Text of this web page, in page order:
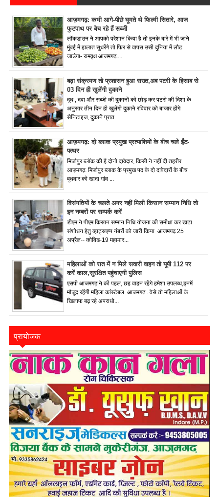
आज़मगढ़: कभी आगे-पीछे घूमते थे फिल्मी सितारे, आज
फुटपाथ पर बेच रहे हैं सब्जी
लॉकडाउन ने आपको परेशान किया है तो इनके बारे में भी जाने
मुंबई में हालात सुधरेंगे तो फिर से वापस उसी दुनिया में लौट
जाउंगा- रामवृक्ष आजमगढ़....
बढ़ा संक्रमण तो प्रशासन हुआ सख्त,अब पटरी के हिसाब से
03 दिन ही खुलेंगी दुकाने
दूध , दवा और सब्जी की दुकानों को छोड़ कर पटरी की दिशा के
अनुसार तीन दिन ही खुलेंगी दुकाने रविवार को बाजार होंगे
सैनिटाइज, दुकानें प्रात...
आज़मगढ़: दो ब्लाक प्रमुख प्रत्याशियों के बीच चले ईंट-
पत्थर
मिर्जापुर ब्लॉक की हैं दोनो दावेदार, किसी ने नहीं दी तहरीर
आज़मगढ़: मिर्जापुर ब्लाक के प्रमुख पद के दो दावेदारों के बीच
बुधवार को खादा गांव ...
विसंगतियों के चलते अगर नहीं मिली किसान सम्मान निधि तो
इन नम्बरों पर सम्पर्क करें
डीएम ने पीएम किसान सम्मान निधि योजना की समीक्षा कर डाटा
संशोधन हेतु व्हाट्सएप्प नंबरों को जारी किया आजमगढ़ 25
अप्रैल-- कोविड-19 महामार...
महिलाओं को रात में न मिले सवारी वाहन तो यूपी 112 पर
करें काल,सुरक्षित पहुंचाएगी पुलिस
एसपी आजमगढ़ ने की पहल, छह वाहन रहेंगे हमेशा उपलब्ध,इनमें
मौजूद रहेंगी महिला कांस्टेबल आजमगढ़ : वैसे तो महिलाओं के
खिलाफ बढ़ रहे अपराधो...
प्रायोजक